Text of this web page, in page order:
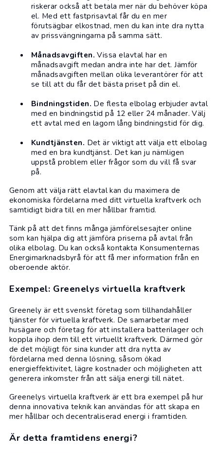
riskerar också att betala mer när du behöver köpa
el. Med ett fastprisavtal får du en mer
förutsägbar elkostnad, men du kan inte dra nytta
av prissvängningarna på samma sätt.
Månadsavgiften. Vissa elavtal har en
månadsavgift medan andra inte har det. Jämför
månadsavgiften mellan olika leverantörer för att
se till att du får det bästa priset på din el.
Bindningstiden. De flesta elbolag erbjuder avtal
med en bindningstid på 12 eller 24 månader. Välj
ett avtal med en lagom lång bindningstid för dig.
Kundtjänsten. Det är viktigt att välja ett elbolag
med en bra kundtjänst. Det kan ju nämligen
uppstå problem eller frågor som du vill få svar
på.
Genom att välja rätt elavtal kan du maximera de
ekonomiska fördelarna med ditt virtuella kraftverk och
samtidigt bidra till en mer hållbar framtid.
Tänk på att det finns många jämförelsesajter online
som kan hjälpa dig att jämföra priserna på avtal från
olika elbolag. Du kan också kontakta Konsumenternas
Energimarknadsbyrå för att få mer information från en
oberoende aktör.
Exempel: Greenelys virtuella kraftverk
Greenely är ett svenskt företag som tillhandahåller
tjänster för virtuella kraftverk. De samarbetar med
husägare och företag för att installera batterilager och
koppla ihop dem till ett virtuellt kraftverk. Därmed gör
de det möjligt för sina kunder att dra nytta av
fördelarna med denna lösning, såsom ökad
energieffektivitet, lägre kostnader och möjligheten att
generera inkomster från att sälja energi till nätet.
Greenelys virtuella kraftverk är ett bra exempel på hur
denna innovativa teknik kan användas för att skapa en
mer hållbar och decentraliserad energi i framtiden.
Är detta framtidens energi?